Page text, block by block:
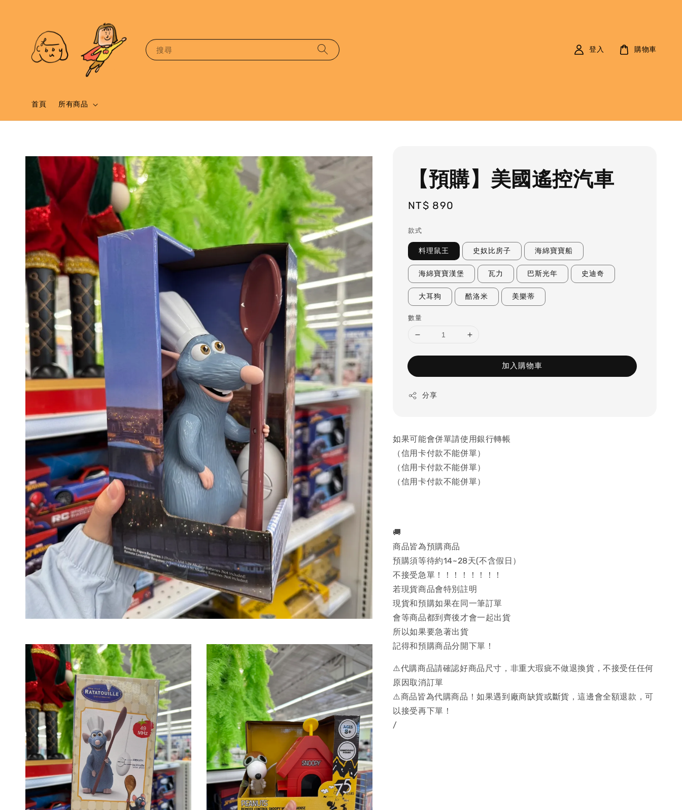
搜尋
首頁 所有商品
登入 購物車
【預購】美國遙控汽車
Regular
NT$ 890
款式
料理鼠王 史奴比房子 海綿寶寶船
海綿寶寶漢堡 瓦力 巴斯光年 史迪奇
大耳狗 酷洛米 美樂蒂
數量
加入購物車
分享
如果可能會併單請使用銀行轉帳
（信用卡付款不能併單）
（信用卡付款不能併單）
（信用卡付款不能併單）
🚚
商品皆為預購商品
預購須等待約14~28天(不含假日）
不接受急單！！！！！！！！
若現貨商品會特別註明
現貨和預購如果在同一筆訂單
會等商品都到齊後才會一起出貨
所以如果要急著出貨
記得和預購商品分開下單！
⚠️代購商品請確認好商品尺寸，非重大瑕疵不做退換貨，不接受任任何
原因取消訂單
⚠️商品皆為代購商品！如果遇到廠商缺貨或斷貨，這邊會全額退款，可
以接受再下單！
/